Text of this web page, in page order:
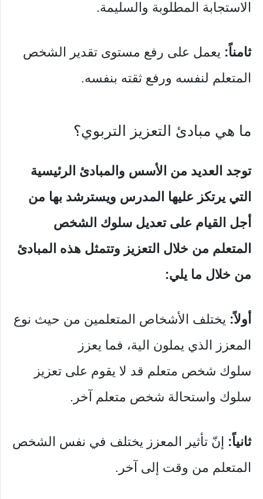
الاستجابة المطلوبة والسليمة.
ثامناً: يعمل على رفع مستوى تقدير الشخص
المتعلم لنفسه ورفع ثقته بنفسه.
ما هي مبادئ التعزيز التربوي؟
توجد العديد من الأسس والمبادئ الرئيسية
التي يرتكز عليها المدرس ويسترشد بها من
أجل القيام على تعديل سلوك الشخص
المتعلم من خلال التعزيز وتتمثل هذه المبادئ
من خلال ما يلي:
أولاً: يختلف الأشخاص المتعلمين من حيث نوع
المعزز الذي يملون الية، فما يعزز
سلوك شخص متعلم قد لا يقوم على تعزيز
سلوك واستحالة شخص متعلم آخر.
ثانياً: إنّ تأثير المعزز يختلف في نفس الشخص
المتعلم من وقت إلى آخر.